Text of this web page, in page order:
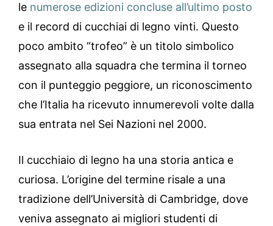
le numerose edizioni concluse all’ultimo posto
e il record di cucchiai di legno vinti. Questo
poco ambito “trofeo” è un titolo simbolico
assegnato alla squadra che termina il torneo
con il punteggio peggiore, un riconoscimento
che l’Italia ha ricevuto innumerevoli volte dalla
sua entrata nel Sei Nazioni nel 2000.
Il cucchiaio di legno ha una storia antica e
curiosa. L’origine del termine risale a una
tradizione dell’Università di Cambridge, dove
veniva assegnato ai migliori studenti di